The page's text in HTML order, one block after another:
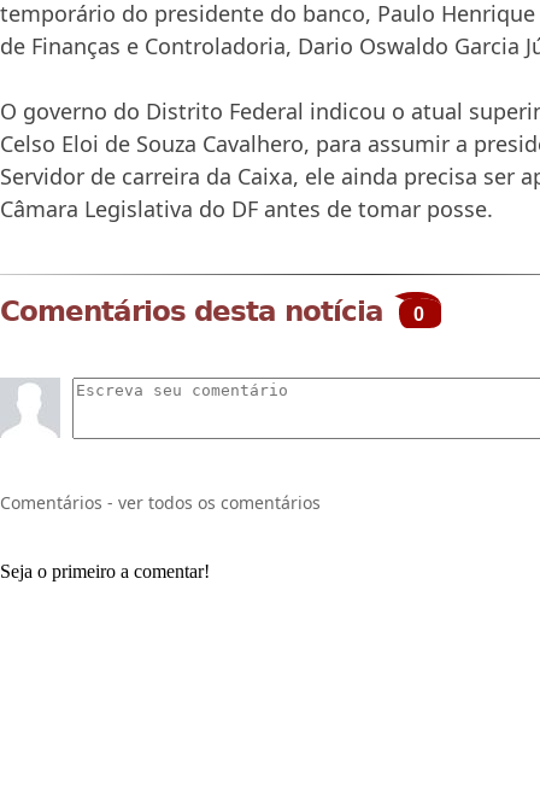
temporário do presidente do banco, Paulo
de Finanças e Controladoria, Dario Oswaldo Garcia
O governo do Distrito Federal indicou o atual
Celso Eloi de Souza Cavalhero, para assumir a
Servidor de carreira da Caixa, ele ainda precisa ser
Câmara Legislativa do DF antes de tomar posse.
Comentários desta notícia 0
Comentários - ver todos os comentários
Seja o primeiro a comentar!